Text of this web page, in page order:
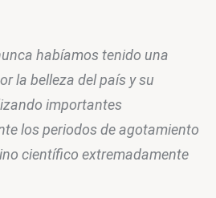
habíamos tenido una
la belleza del país y su
importantes
los periodos de agotamiento
científico extremadamente